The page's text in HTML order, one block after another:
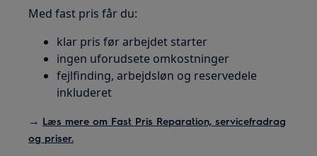
Med fast pris får du:
klar pris før arbejdet starter
ingen uforudsete omkostninger
fejlfinding, arbejdsløn og reservedele
inkluderet
→ Læs mere om Fast Pris Reparation, servicefradrag
og priser.